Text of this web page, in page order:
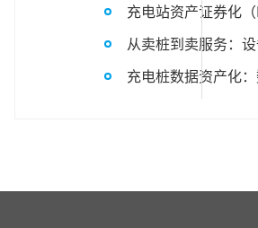
充电站资产证券化
从卖桩到卖服务：
充电桩数据资产化